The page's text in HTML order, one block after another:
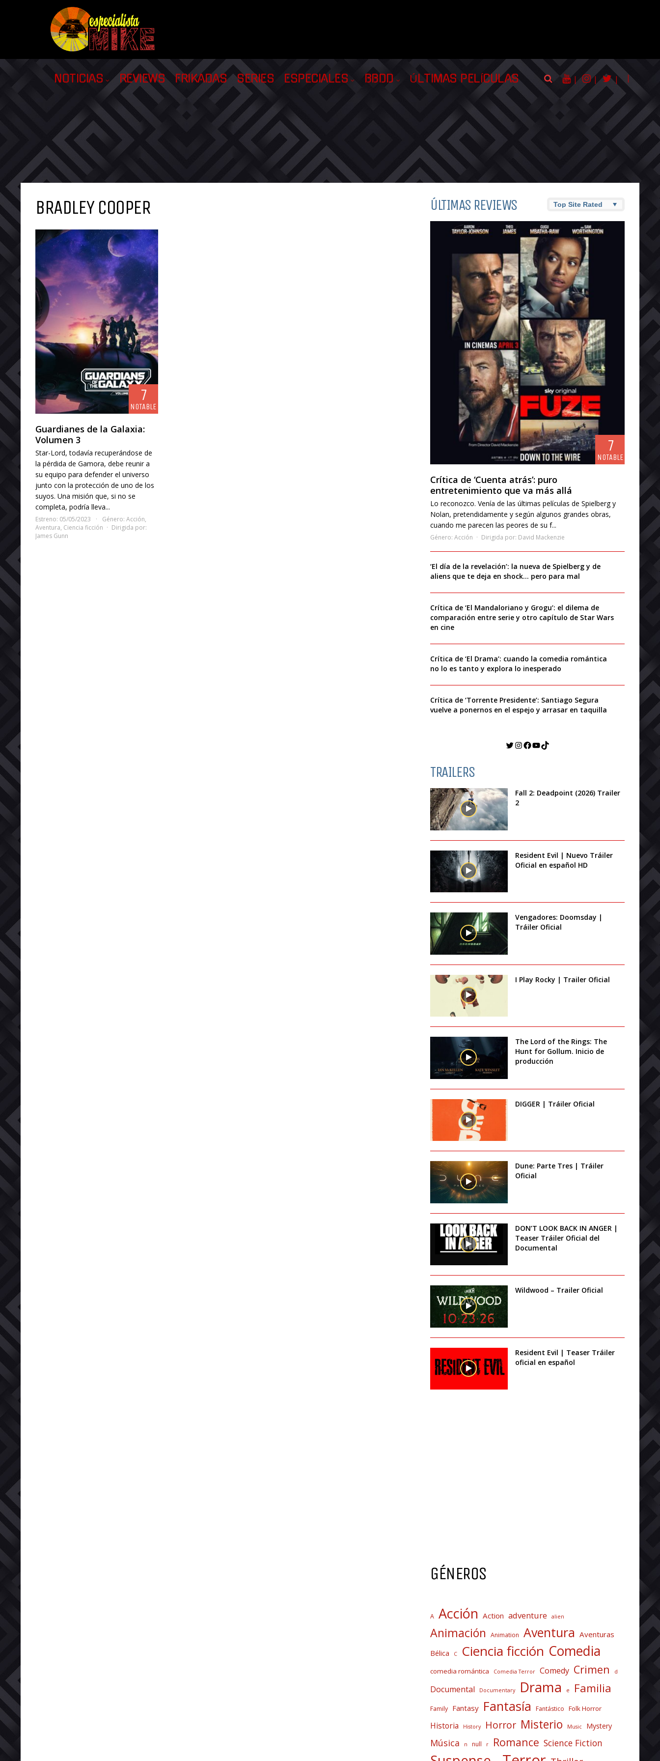
NOTICIAS REVIEWS FRIKADAS SERIES ESPECIALES BBDD ÚLTIMAS PELÍCULAS | | | |
BRADLEY COOPER
7
NOTABLE
Guardianes de la Galaxia:
Volumen 3
Star-Lord, todavía recuperándose de
la pérdida de Gamora, debe reunir a
su equipo para defender el universo
junto con la protección de uno de los
suyos. Una misión que, si no se
completa, podría lleva...
Estreno: 05/05/2023 Género: Acción,
Aventura, Ciencia ficción
Dirigida por:
James Gunn
ÚLTIMAS REVIEWS
7
NOTABLE
Crítica de ‘Cuenta atrás’: puro
entretenimiento que va más allá
Lo reconozco. Venía de las últimas películas de Spielberg y
Nolan, pretendidamente y según algunos grandes obras,
cuando me parecen las peores de su f...
Género: Acción Dirigida por: David Mackenzie
‘El día de la revelación’: la nueva de Spielberg y de
aliens que te deja en shock… pero para mal
Crítica de ‘El Mandaloriano y Grogu’: el dilema de
comparación entre serie y otro capítulo de Star Wars
en cine
Crítica de ‘El Drama’: cuando la comedia romántica
no lo es tanto y explora lo inesperado
Crítica de ‘Torrente Presidente’: Santiago Segura
vuelve a ponernos en el espejo y arrasar en taquilla
Twitter
Instagram
Facebook
YouTube
TikTok
TRAILERS
Fall 2: Deadpoint (2026) Trailer
2
Resident Evil | Nuevo Tráiler
Oficial en español HD
Vengadores: Doomsday |
Tráiler Oficial
I Play Rocky | Trailer Oficial
The Lord of the Rings: The
Hunt for Gollum. Inicio de
producción
DIGGER | Tráiler Oficial
Dune: Parte Tres | Tráiler
Oficial
DON’T LOOK BACK IN ANGER |
Teaser Tráiler Oficial del
Documental
Wildwood – Trailer Oficial
Resident Evil | Teaser Tráiler
oficial en español
GÉNEROS
A Acción Action adventure alien
Animación Animation Aventura Aventuras
Bélica C Ciencia ficción Comedia
comedia romántica Comedia Terror Comedy Crimen d
Documental Documentary Drama e Familia
Family Fantasy Fantasía Fantástico Folk Horror
Historia History Horror Misterio Music Mystery
Música n null r Romance Science Fiction